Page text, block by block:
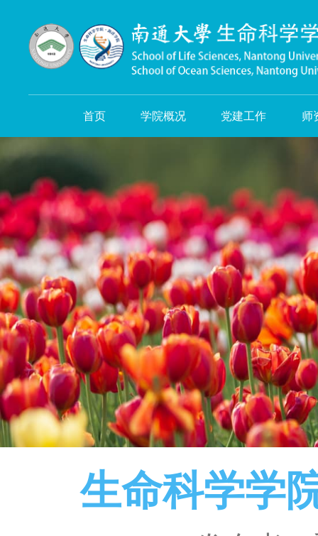
首页 学院概况 党建工作
生命科学学